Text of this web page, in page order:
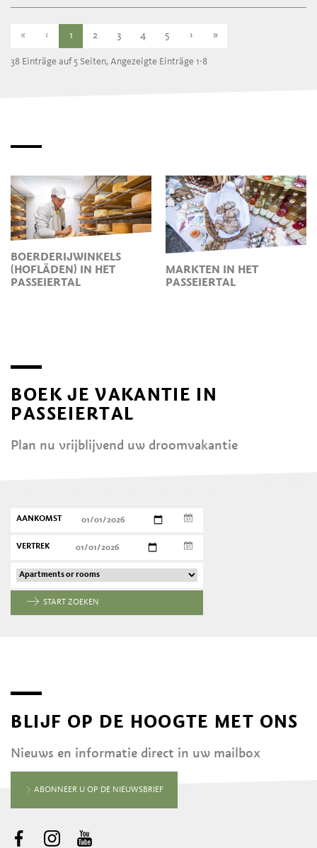
« ‹ 1 2 3 4 5 › »
38 Einträge auf 5 Seiten, Angezeigte Einträge 1-8
BOERDERIJWINKELS
(HOFLÄDEN) IN HET
PASSEIERTAL
MARKTEN IN HET
PASSEIERTAL
BOEK JE VAKANTIE IN
PASSEIERTAL
Plan nu vrijblijvend uw droomvakantie
AANKOMST
VERTREK
START ZOEKEN
BLIJF OP DE HOOGTE MET ONS
Nieuws en informatie direct in uw mailbox
ABONNEER U OP DE NIEUWSBRIEF